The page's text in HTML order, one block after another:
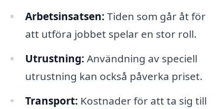
Arbetsinsatsen: Tiden som går åt för
att utföra jobbet spelar en stor roll.
Utrustning: Användning av speciell
utrustning kan också påverka priset.
Transport: Kostnader för att ta sig till